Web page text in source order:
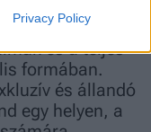
Privacy Policy